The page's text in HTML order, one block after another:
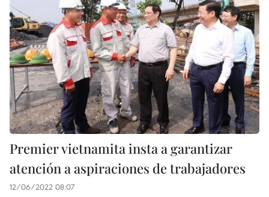
Premier vietnamita insta a garantizar
atención a aspiraciones de trabajadores
12/06/2022 08:07